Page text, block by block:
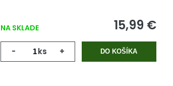
NA SKLADE 15,99 €
- ks + DO KOŠÍKA